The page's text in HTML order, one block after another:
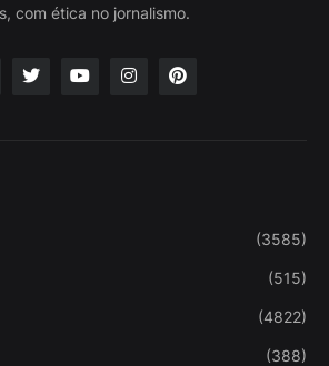
com ética no jornalismo.
(3585)
(515)
(4822)
(388)